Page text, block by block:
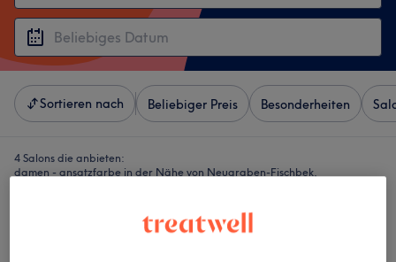
Sortieren nach Beliebiger Preis Besonderheiten
4 Salons die anbieten:
damen - ansatzfarbe in der Nähe von Neugraben-Fischbek,